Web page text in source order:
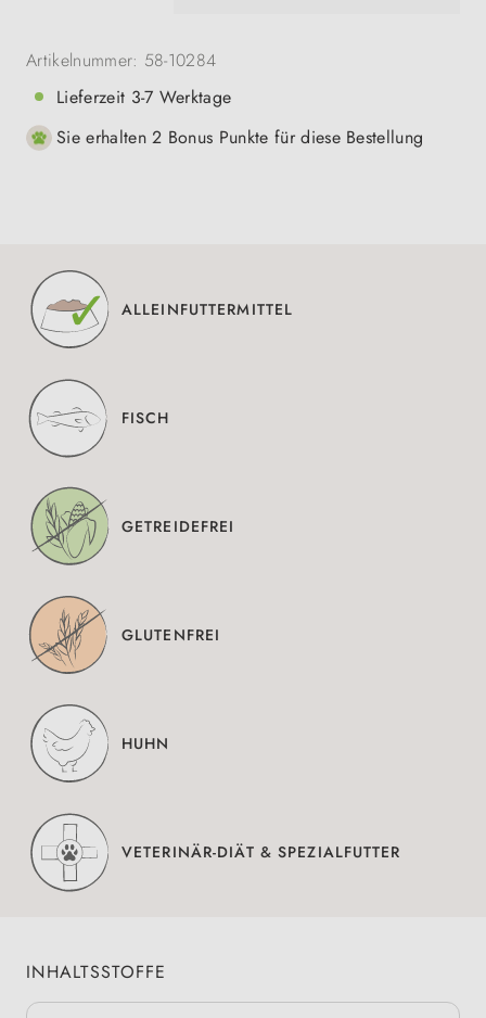
Artikelnummer: 58-10284
Lieferzeit 3-7 Werktage
Sie erhalten 2 Bonus Punkte für diese Bestellung
ALLEINFUTTERMITTEL
FISCH
GETREIDEFREI
GLUTENFREI
HUHN
VETERINÄR-DIÄT & SPEZIALFUTTER
INHALTSSTOFFE